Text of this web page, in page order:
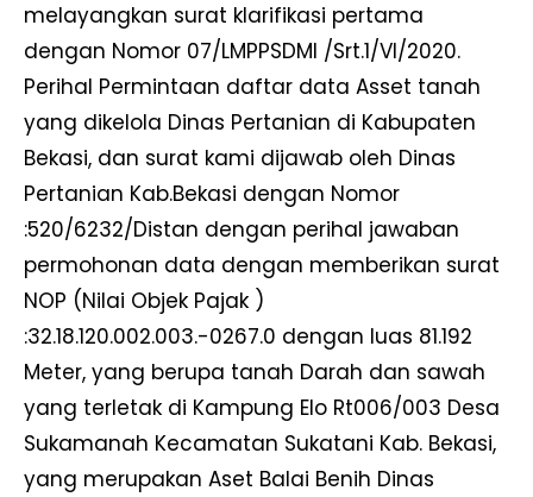
melayangkan surat klarifikasi pertama
dengan Nomor 07/LMPPSDMI /Srt.1/VI/2020.
Perihal Permintaan daftar data Asset tanah
yang dikelola Dinas Pertanian di Kabupaten
Bekasi, dan surat kami dijawab oleh Dinas
Pertanian Kab.Bekasi dengan Nomor
:520/6232/Distan dengan perihal jawaban
permohonan data dengan memberikan surat
NOP (Nilai Objek Pajak )
:32.18.120.002.003.-0267.0 dengan luas 81.192
Meter, yang berupa tanah Darah dan sawah
yang terletak di Kampung Elo Rt006/003 Desa
Sukamanah Kecamatan Sukatani Kab. Bekasi,
yang merupakan Aset Balai Benih Dinas